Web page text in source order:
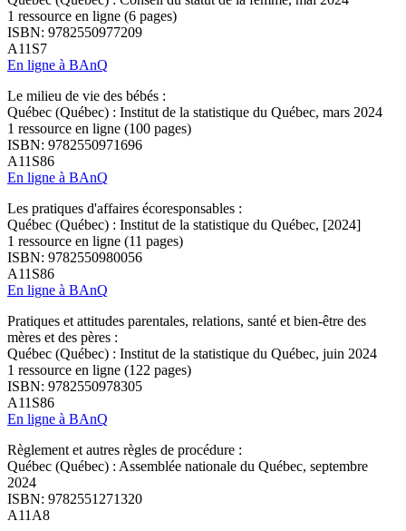
1 ressource en ligne (6 pages)
ISBN: 9782550977209
A11S7
En ligne à BAnQ
Le milieu de vie des bébés :
Québec (Québec) : Institut de la statistique du Québec, mars 2024
1 ressource en ligne (100 pages)
ISBN: 9782550971696
A11S86
En ligne à BAnQ
Les pratiques d'affaires écoresponsables :
Québec (Québec) : Institut de la statistique du Québec, [2024]
1 ressource en ligne (11 pages)
ISBN: 9782550980056
A11S86
En ligne à BAnQ
Pratiques et attitudes parentales, relations, santé et bien-être des
mères et des pères :
Québec (Québec) : Institut de la statistique du Québec, juin 2024
1 ressource en ligne (122 pages)
ISBN: 9782550978305
A11S86
En ligne à BAnQ
Règlement et autres règles de procédure :
Québec (Québec) : Assemblée nationale du Québec, septembre
2024
ISBN: 9782551271320
A11A8